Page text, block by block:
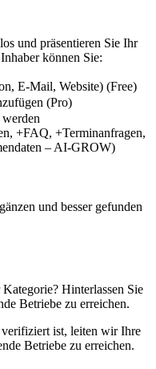
und präsentieren Sie Ihr
können Sie:
E-Mail, Website) (Free)
(Pro)
+FAQ, +Terminanfragen,
– AI-GROW)
und besser gefunden
Hinterlassen Sie
Betriebe zu erreichen.
ist, leiten wir Ihre
Betriebe zu erreichen.